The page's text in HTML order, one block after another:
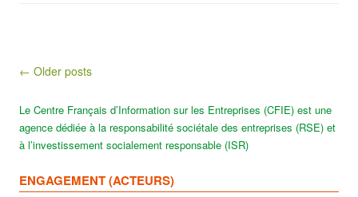
Post navigation
← Older posts
Le Centre Français d’Information sur les Entreprises (CFIE) est une
agence dédiée à la responsabilité sociétale des entreprises (RSE) et
à l’investissement socialement responsable (ISR)
ENGAGEMENT (ACTEURS)